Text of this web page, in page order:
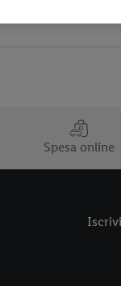
Spesa online